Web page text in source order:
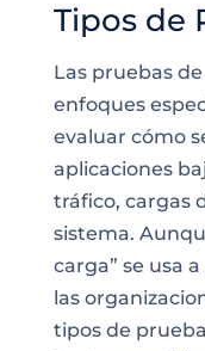
Tipos de
Las pruebas
enfoques
evaluar cómo
aplicaciones
tráfico, cargas
sistema.
carga” se usa
las
tipos de